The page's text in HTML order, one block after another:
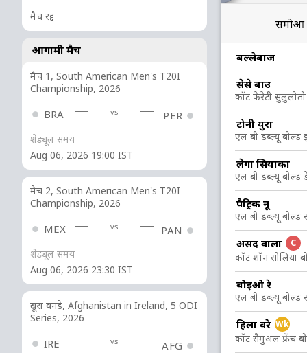
मैच रद्द
आगामी मैच
मैच 1, South American Men's T20I
Championship, 2026
BRA vs PER
शेड्यूल समय
Aug 06, 2026 19:00 IST
मैच 2, South American Men's T20I
Championship, 2026
MEX vs PAN
शेड्यूल समय
Aug 06, 2026 23:30 IST
दूसरा वनडे, Afghanistan in Ireland, 5 ODI
Series, 2026
IRE vs AFG
समोआ
R
31
24 3 1 129.16
80
11 17
5 12 0 0 41.66
10
बल्लेबाज
सेसे बाउ
कॉट फेरेटी सुलुलोतो
टोनी युरा
एल बी डब्ल्यू बोल्ड
लेगा सियाका
एल बी डब्ल्यू बोल्ड
पैट्रिक नू
एल बी डब्ल्यू बोल्ड
असद वाला C
कॉट शॉन सोलिया
बोइओ रे
एल बी डब्ल्यू बोल्ड
हिला वरे Wk
कॉट सैमुअल फ्रेंच